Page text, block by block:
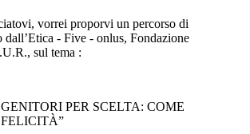
vorrei proporvi un percorso di
dall’Etica - Five - onlus, Fondazione
sul tema :
PER SCELTA: COME